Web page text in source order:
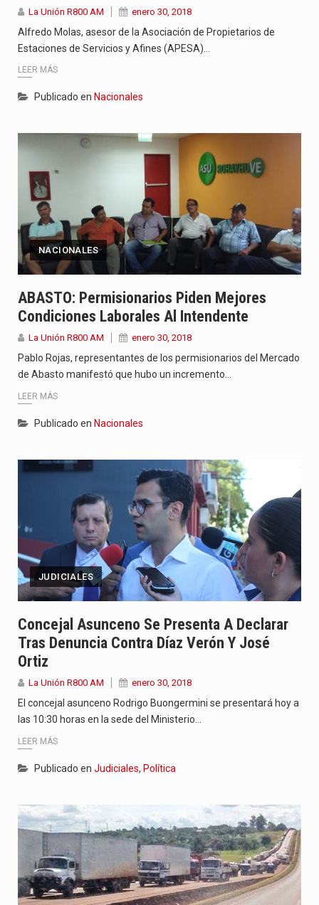
La Unión R800 AM enero 30, 2018
Alfredo Molas, asesor de la Asociación de Propietarios de
Estaciones de Servicios y Afines (APESA)…
LEER MÁS
Publicado en Nacionales
NACIONALES
ABASTO: Permisionarios Piden Mejores
Condiciones Laborales Al Intendente
La Unión R800 AM enero 30, 2018
Pablo Rojas, representantes de los permisionarios del Mercado
de Abasto manifestó que hubo un incremento…
LEER MÁS
Publicado en Nacionales
JUDICIALES
Concejal Asunceno Se Presenta A Declarar
Tras Denuncia Contra Díaz Verón Y José
Ortiz
La Unión R800 AM enero 30, 2018
El concejal asunceno Rodrigo Buongermini se presentará hoy a
las 10:30 horas en la sede del Ministerio…
LEER MÁS
Publicado en Judiciales, Política